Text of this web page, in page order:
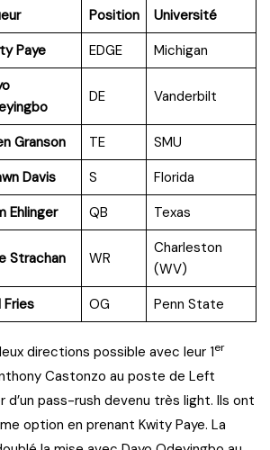
Position
Université
Paye EDGE Michigan
DE Vanderbilt
Granson TE
SMU
Davis S
Florida
Ehlinger QB Texas
Strachan WR
Charleston
(WV)
Fries OG Penn State
directions possible avec leur 1er
Castonzo au poste de Left
d’un pass-rush devenu très light. Ils ont
option en prenant Kwity Paye. La